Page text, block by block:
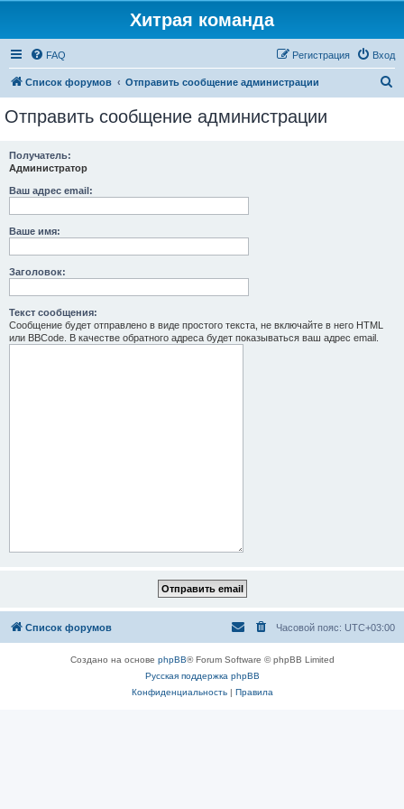
Хитрая команда
FAQ Вход
Регистрация
Список форумов Отправить сообщение администрации
Отправить сообщение администрации
Получатель:
Администратор
Ваш адрес email:
Ваше имя:
Заголовок:
Текст сообщения:
Сообщение будет отправлено в виде простого текста, не включайте в него HTML
или BBCode. В качестве обратного адреса будет показываться ваш адрес email.
Список форумов Часовой пояс: UTC+03:00
Создано на основе phpBB® Forum Software © phpBB Limited
Русская поддержка phpBB
Конфиденциальность| Правила